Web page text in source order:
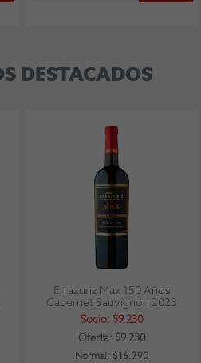
DESTACADOS
Errazuriz Max 150 Años
Cabernet Sauvignon 2023
Socio: $9.230
Oferta: $9.230
Normal: $16.790